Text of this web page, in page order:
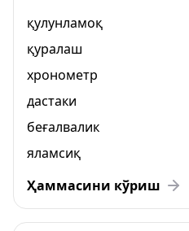
қулунламоқ
қуралаш
хронометр
дастаки
беғалвалик
яламсиқ
Ҳаммасини кўриш